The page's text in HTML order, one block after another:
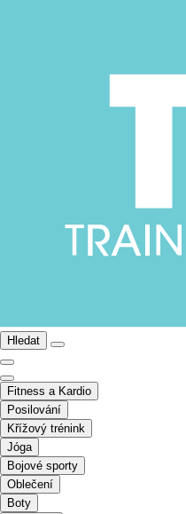
Hledat
Fitness a Kardio
Posilování
Křížový trénink
Jóga
Bojové sporty
Oblečení
Boty